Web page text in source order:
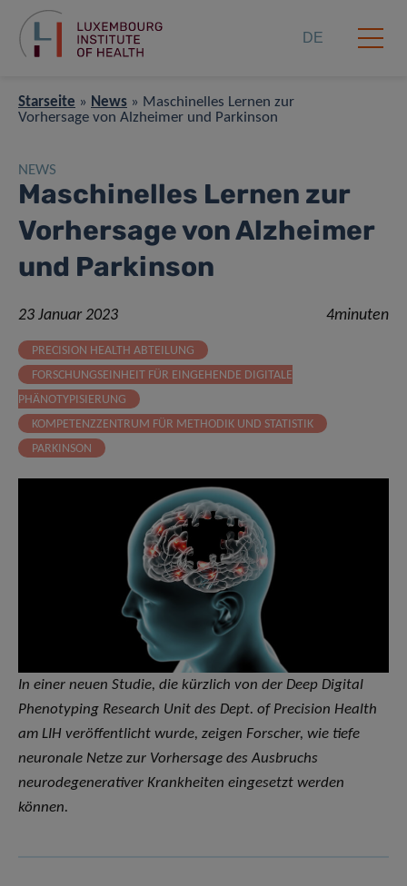
DE
Starseite » News » Maschinelles Lernen zur
Vorhersage von Alzheimer und Parkinson
NEWS
Maschinelles Lernen zur
Vorhersage von Alzheimer
und Parkinson
23 Januar 2023 4minuten
PRECISION HEALTH ABTEILUNG
FORSCHUNGSEINHEIT FÜR EINGEHENDE DIGITALE
PHÄNOTYPISIERUNG
KOMPETENZZENTRUM FÜR METHODIK UND STATISTIK
PARKINSON
In einer neuen Studie, die kürzlich von der Deep Digital
Phenotyping Research Unit des Dept. of Precision Health
am LIH veröffentlicht wurde, zeigen Forscher, wie tiefe
neuronale Netze zur Vorhersage des Ausbruchs
neurodegenerativer Krankheiten eingesetzt werden
können.